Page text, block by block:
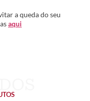
a queda do seu
aqui